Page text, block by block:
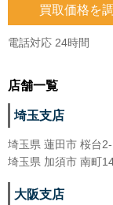
買取価格を
電話対応 24時間
店舗一覧
埼玉支店
埼玉県 蓮田市 桜台
埼玉県 加須市 南町
大阪支店